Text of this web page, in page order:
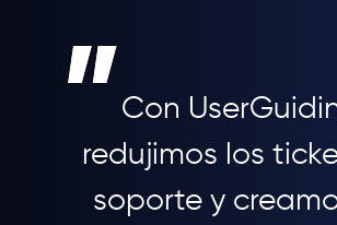
Con
redujimos los
soporte y